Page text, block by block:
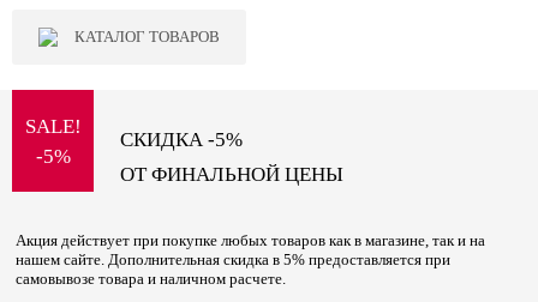
КАТАЛОГ ТОВАРОВ
SALE!
-5%
СКИДКА -5%
ОТ ФИНАЛЬНОЙ ЦЕНЫ
Акция действует при покупке любых товаров как в магазине, так и на
нашем сайте. Дополнительная скидка в 5% предоставляется при
самовывозе товара и наличном расчете.